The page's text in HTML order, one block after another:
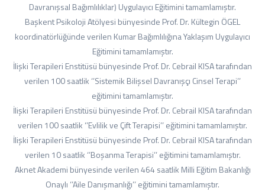
Davranışsal Bağımlılıklar) Uygulayıcı Eğitimini tamamlamıştır.
Başkent Psikoloji Atölyesi bünyesinde Prof. Dr. Kültegin ÖGEL
koordinatörlüğünde verilen Kumar Bağımlılığına Yaklaşım Uygulayıcı
Eğitimini tamamlamıştır.
İlişki Terapileri Enstitüsü bünyesinde Prof. Dr. Cebrail KISA tarafından
verilen 100 saatlik ‘’Sistemik Bilişsel Davranışçı Cinsel Terapi’’
eğitimini tamamlamıştır.
İlişki Terapileri Enstitüsü bünyesinde Prof. Dr. Cebrail KISA tarafından
verilen 100 saatlik ‘’Evlilik ve Çift Terapisi’’ eğitimini tamamlamıştır.
İlişki Terapileri Enstitüsü bünyesinde Prof. Dr. Cebrail KISA tarafından
verilen 10 saatlik ‘’Boşanma Terapisi’’ eğitimini tamamlamıştır.
Aknet Akademi bünyesinde verilen 464 saatlik Milli Eğitim Bakanlığı
Onaylı ‘’Aile Danışmanlığı’’ eğitimini tamamlamıştır.